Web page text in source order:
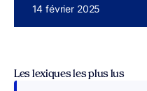
Publié le
14 février 2025
Les lexiques les plus lus